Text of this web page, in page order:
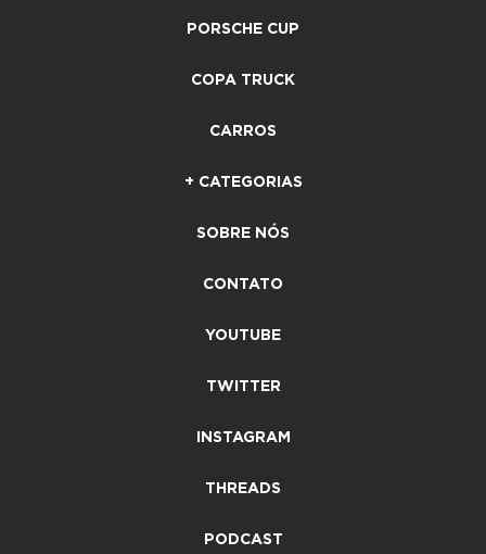
PORSCHE CUP
COPA TRUCK
CARROS
+ CATEGORIAS
SOBRE NÓS
CONTATO
YOUTUBE
TWITTER
INSTAGRAM
THREADS
PODCAST